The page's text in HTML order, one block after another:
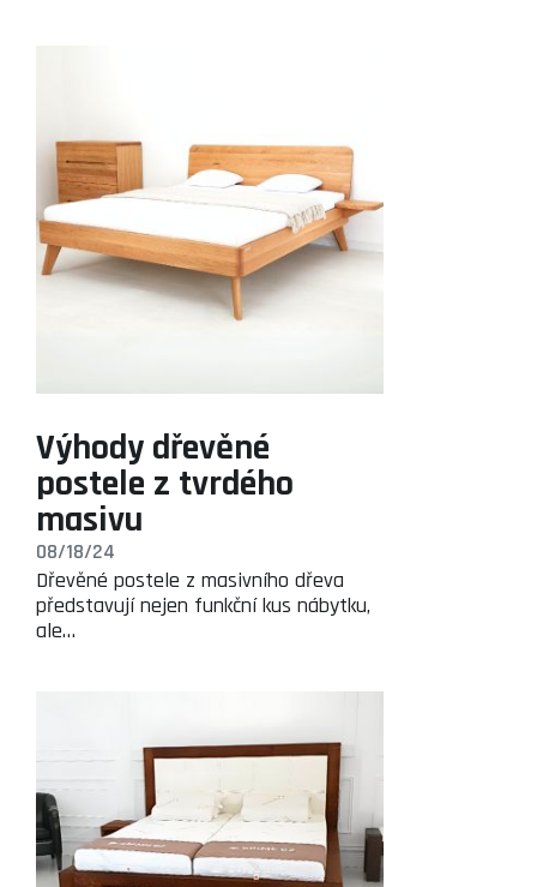
Výhody dřevěné
postele z tvrdého
masivu
08/18/24
Dřevěné postele z masivního dřeva
představují nejen funkční kus nábytku,
ale…